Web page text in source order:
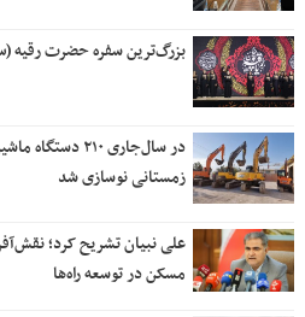
بزرگ‌ترین سفره حضرت رقیه
در سال‌جاری ۲۱۰
زمستانی نوسازی شد
علی نبیان تشریح کرد؛
مسکن در توسعه راه‌ها